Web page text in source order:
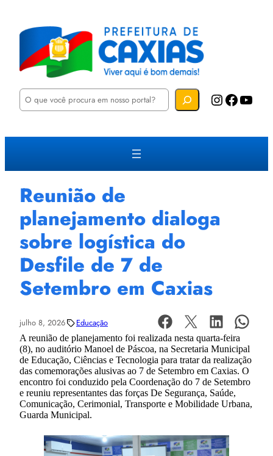
P
u
a
Instagram Facebook YouTube
Reunião de
planejamento dialoga
sobre logística do
Desfile de 7 de
Setembro em Caxias
julho 8, 2026 Educação
A reunião de planejamento foi realizada nesta quarta-feira
(8), no auditório Manoel de Páscoa, na Secretaria Municipal
de Educação, Ciências e Tecnologia para tratar da realização
das comemorações alusivas ao 7 de Setembro em Caxias. O
encontro foi conduzido pela Coordenação do 7 de Setembro
e reuniu representantes das forças De Segurança, Saúde,
Comunicação, Cerimonial, Transporte e Mobilidade Urbana,
Guarda Municipal.